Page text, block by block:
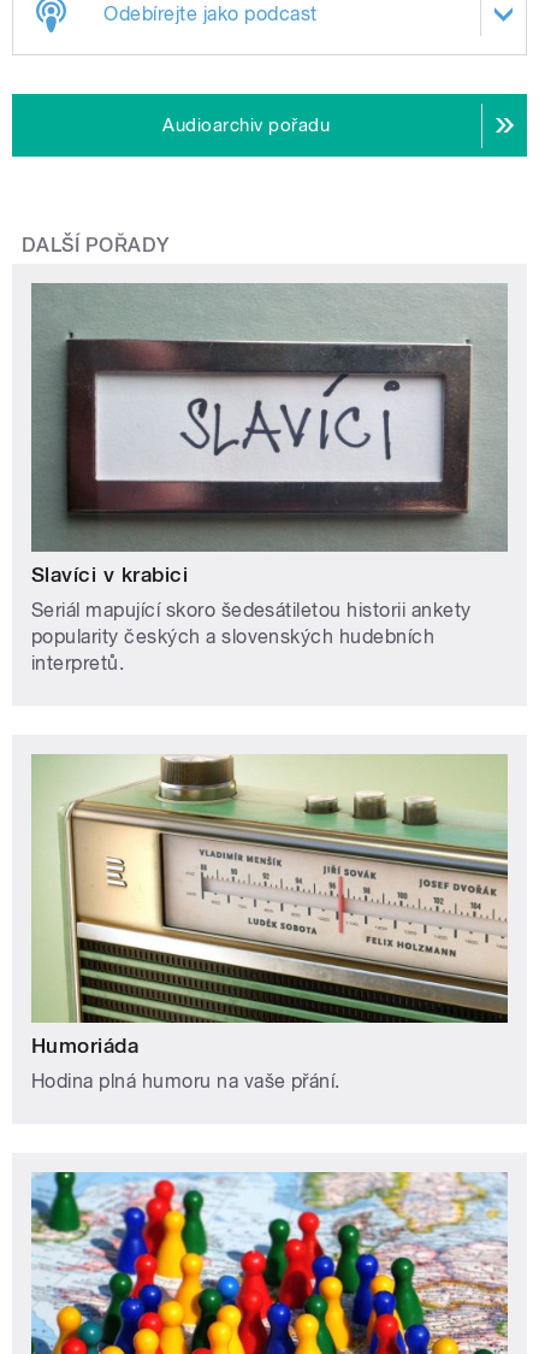
Odebírejte jako podcast
Audioarchiv pořadu
DALŠÍ POŘADY
Slavíci v krabici
Seriál mapující skoro šedesátiletou historii ankety
popularity českých a slovenských hudebních
interpretů.
Humoriáda
Hodina plná humoru na vaše přání.